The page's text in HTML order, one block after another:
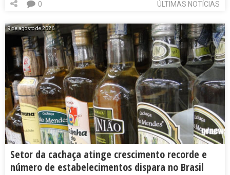
ÚLTIMAS NOTÍCIAS
0
9 de agosto de 2026
Setor da cachaça atinge crescimento recorde e
número de estabelecimentos dispara no Brasil